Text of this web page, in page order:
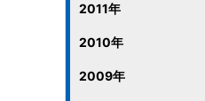
2011年
2010年
2009年